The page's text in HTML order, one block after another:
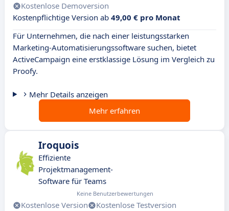
Kostenlose Demoversion
Kostenpflichtige Version ab 49,00 € pro Monat
Für Unternehmen, die nach einer leistungsstarken
Marketing-Automatisierungssoftware suchen, bietet
ActiveCampaign eine erstklassige Lösung im Vergleich zu
Proofy.
Mehr Details anzeigen
Mehr erfahren
Iroquois
Effiziente
Projektmanagement-
Software für Teams
Keine Benutzerbewertungen
Kostenlose Version
Kostenlose Testversion